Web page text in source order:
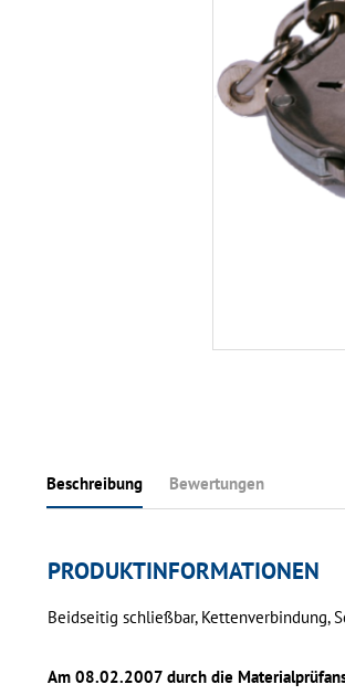
Beschreibung Bewertungen
PRODUKTINFORMATIONEN
Beidseitig schließbar, Kettenverbindung,
Am 08.02.2007 durch die